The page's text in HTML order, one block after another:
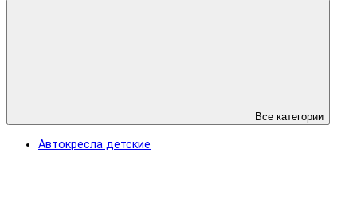
Все категории
Автокресла детские